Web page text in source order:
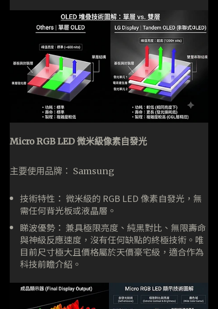
Micro RGB LED 微米級像素自發光
主要使用品牌： Samsung
技術特性： 微米級的 RGB LED 像素自發光，無
需任何背光板或液晶層。
睇波優勢： 兼具極限亮度、純黑對比、無限壽命
與神級反應速度，沒有任何缺點的終極技術。唯
目前尺寸極大且價格屬於天價豪宅級，適合作為
科技前瞻介紹。